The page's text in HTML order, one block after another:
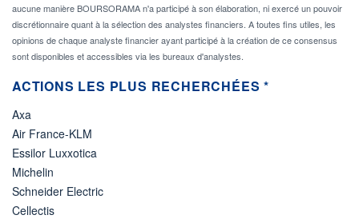
aucune manière BOURSORAMA n'a participé à son élaboration, ni exercé un pouvoir
discrétionnaire quant à la sélection des analystes financiers. A toutes fins utiles, les
opinions de chaque analyste financier ayant participé à la création de ce consensus
sont disponibles et accessibles via les bureaux d'analystes.
ACTIONS LES PLUS RECHERCHÉES *
Axa
Air France-KLM
Essilor Luxxotica
Michelin
Schneider Electric
Cellectis